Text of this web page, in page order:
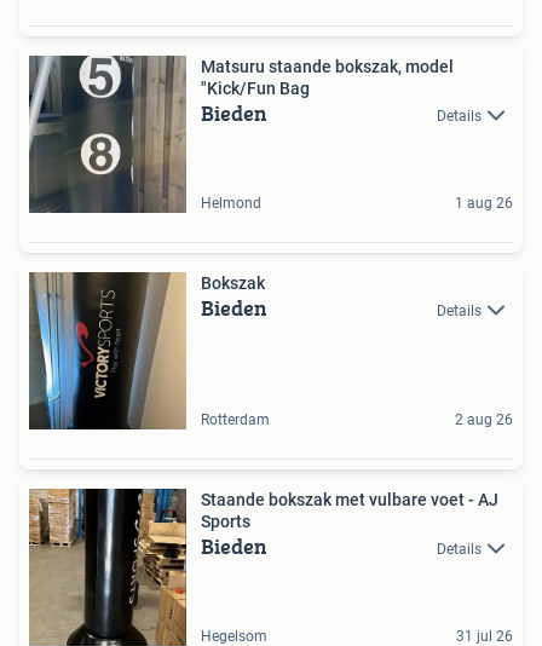
Matsuru staande bokszak, model
"Kick/Fun Bag
Bieden Details
Helmond 1 aug 26
Bokszak
Bieden Details
Rotterdam 2 aug 26
Staande bokszak met vulbare voet - AJ
Sports
Bieden Details
Hegelsom 31 jul 26